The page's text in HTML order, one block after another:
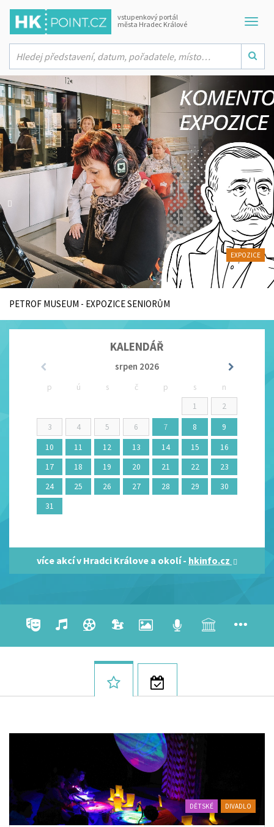
vstupenkový portál
města Hradec Králové
EXPOZICE
PETROF MUSEUM - EXPOZICE SENIORŮM
KALENDÁŘ
srpen 2026
p ú s č p s
n
1
2
3
4 5 6 7 8
9
10
11 12 13 14 15
16
17
18 19 20 21 22
23
24
25 26 27 28 29
30
31
více akcí v Hradci Králove a okolí - hkinfo.cz
DĚTSKÉ DIVADLO